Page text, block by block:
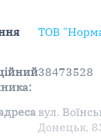
ТОВ
38473528
вул.
Донецьк,